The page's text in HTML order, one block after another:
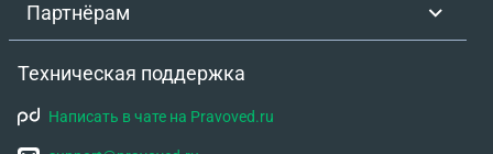
Партнёрам
Техническая поддержка
Написать в чате на Pravoved.ru